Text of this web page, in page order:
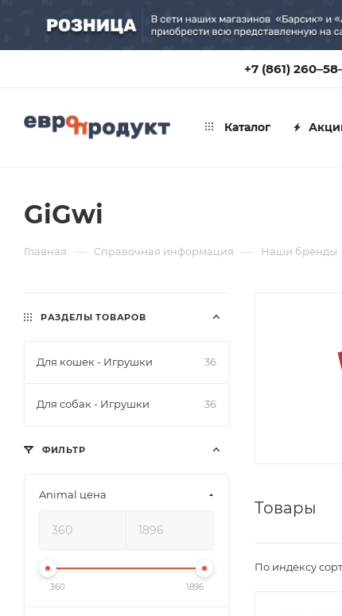
+7 (861)
Каталог
GiGwi
Главная — Справочная информация — Наши бренды
Товары
По индексу
РАЗДЕЛЫ ТОВАРОВ
Для кошек - Игрушки 36
Для собак - Игрушки 36
ФИЛЬТР
Animal цена
360 1896